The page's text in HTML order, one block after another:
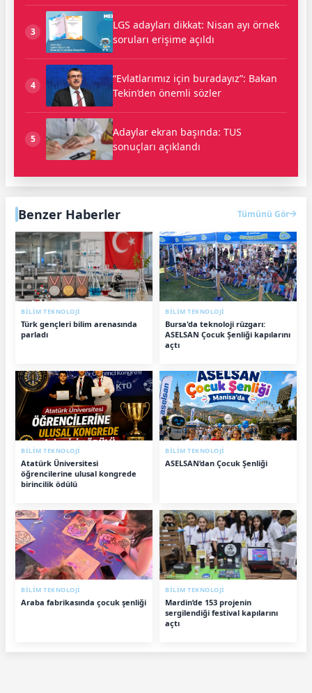
3
LGS adayları dikkat: Nisan ayı örnek
soruları erişime açıldı
4
“Evlatlarımız için buradayız”: Bakan
Tekin’den önemli sözler
5
Adaylar ekran başında: TUS
sonuçları açıklandı
Benzer Haberler Tümünü Gör
BİLİM TEKNOLOJİ
Türk gençleri bilim arenasında
parladı
BİLİM TEKNOLOJİ
Bursa'da teknoloji rüzgarı:
ASELSAN Çocuk Şenliği kapılarını
açtı
BİLİM TEKNOLOJİ
Atatürk Üniversitesi
öğrencilerine ulusal kongrede
birincilik ödülü
BİLİM TEKNOLOJİ
ASELSAN’dan Çocuk Şenliği
BİLİM TEKNOLOJİ
Araba fabrikasında çocuk şenliği
BİLİM TEKNOLOJİ
Mardin’de 153 projenin
sergilendiği festival kapılarını
açtı